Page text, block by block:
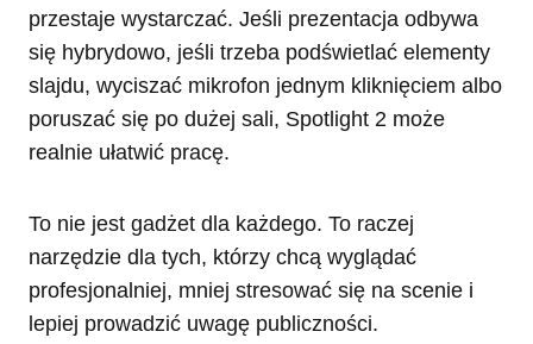
przestaje wystarczać. Jeśli prezentacja odbywa
się hybrydowo, jeśli trzeba podświetlać elementy
slajdu, wyciszać mikrofon jednym kliknięciem albo
poruszać się po dużej sali, Spotlight 2 może
realnie ułatwić pracę.
To nie jest gadżet dla każdego. To raczej
narzędzie dla tych, którzy chcą wyglądać
profesjonalniej, mniej stresować się na scenie i
lepiej prowadzić uwagę publiczności.